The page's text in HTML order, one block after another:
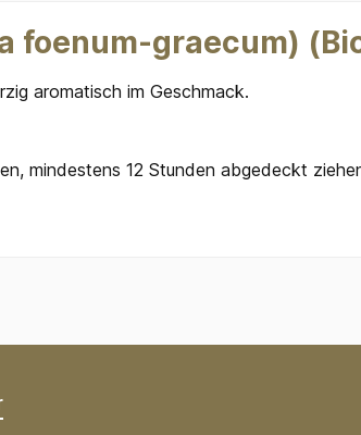
foenum-graecum)
aromatisch im Geschmack.
mindestens 12 Stunden abgedeckt